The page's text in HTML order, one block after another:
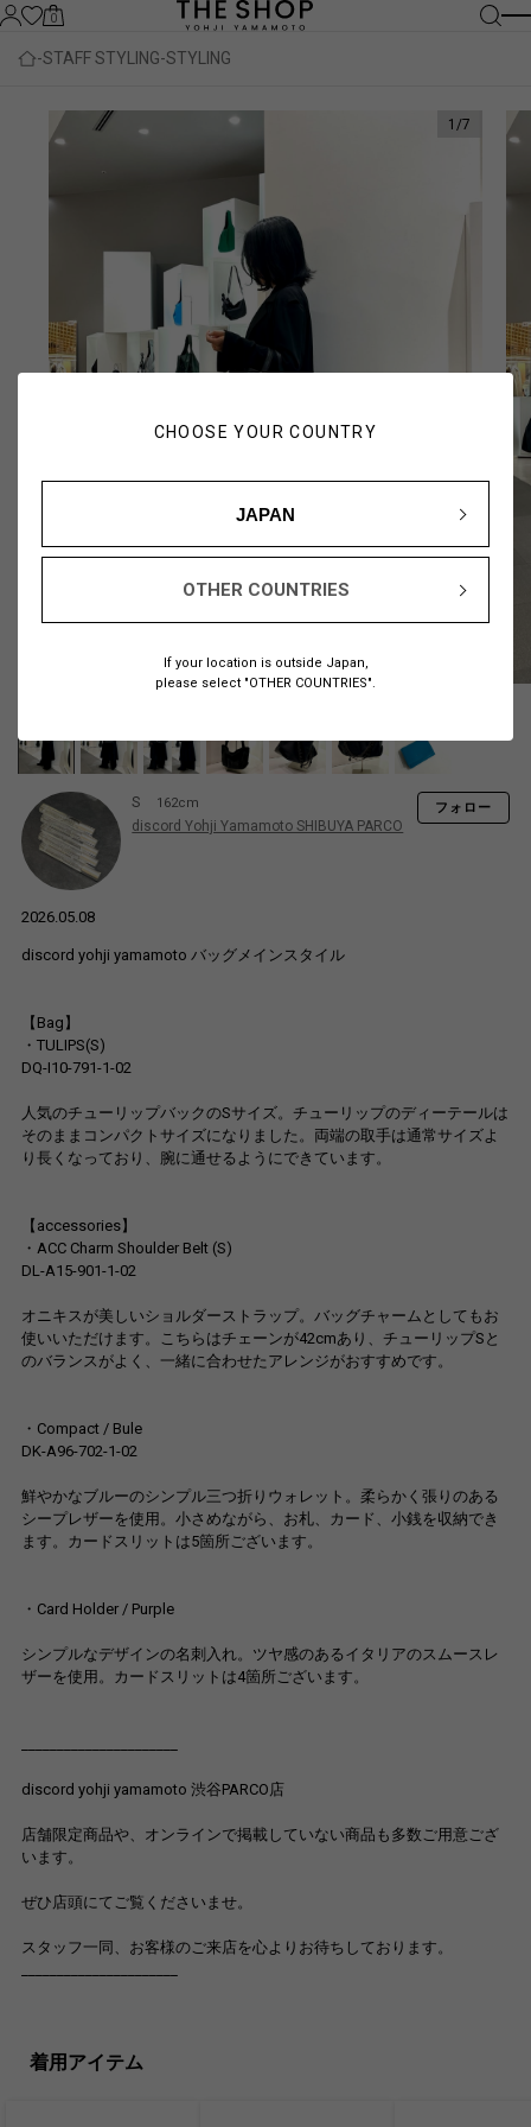
CHOOSE YOUR COUNTRY
JAPAN
OTHER COUNTRIES
If your location is outside Japan,
please select "OTHER COUNTRIES".
0
STAFF STYLING STYLING
1 /7
S 162cm
discord Yohji Yamamoto SHIBUYA PARCO
フォロー
2026.05.08
discord yohji yamamoto バッグメインスタイル
【Bag】
・TULIPS(S)
DQ-I10-791-1-02
人気のチューリップバックのSサイズ。チューリップのディーテールは
そのままコンパクトサイズになりました。両端の取手は通常サイズよ
り長くなっており、腕に通せるようにできています。
【accessories】
・ACC Charm Shoulder Belt (S)
DL-A15-901-1-02
オニキスが美しいショルダーストラップ。バッグチャームとしてもお
使いいただけます。こちらはチェーンが42cmあり、チューリップSと
のバランスがよく、一緒に合わせたアレンジがおすすめです。
・Compact / Bule
DK-A96-702-1-02
鮮やかなブルーのシンプル三つ折りウォレット。柔らかく張りのある
シープレザーを使用。小さめながら、お札、カード、小銭を収納でき
ます。カードスリットは5箇所ございます。
・Card Holder / Purple
シンプルなデザインの名刺入れ。ツヤ感のあるイタリアのスムースレ
ザーを使用。カードスリットは4箇所ございます。
discord yohji yamamoto 渋谷PARCO店
店舗限定商品や、オンラインで掲載していない商品も多数ご用意ござ
います。
ぜひ店頭にてご覧くださいませ。
スタッフ一同、お客様のご来店を心よりお待ちしております。
着用アイテム